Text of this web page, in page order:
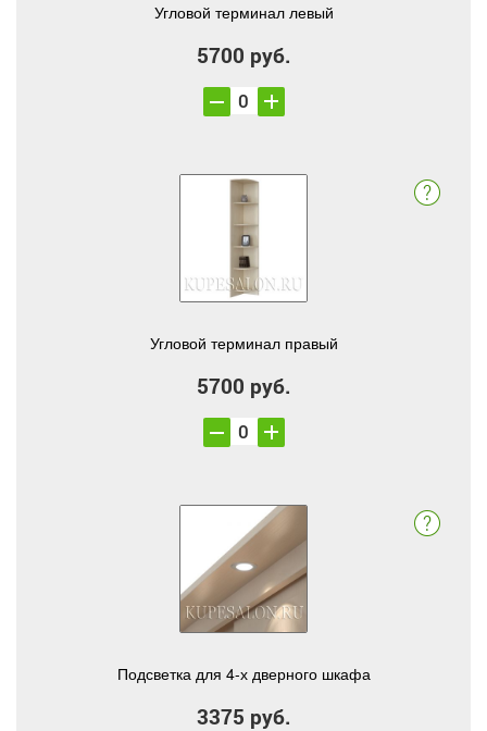
Угловой терминал левый
5700 руб.
Угловой терминал правый
5700 руб.
Подсветка для 4-х дверного шкафа
3375 руб.